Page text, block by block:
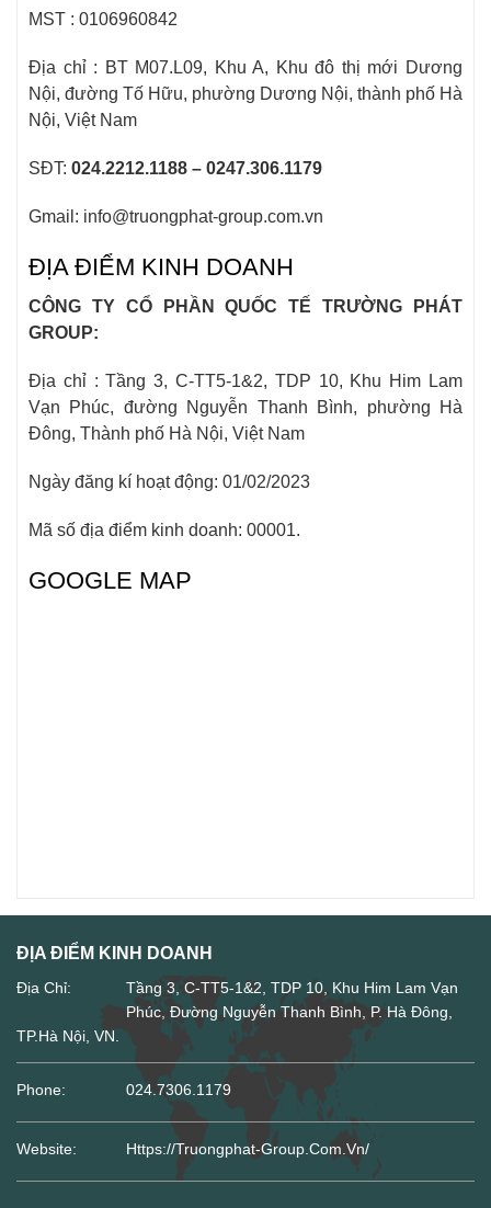
MST : 0106960842
Địa chỉ : BT M07.L09, Khu A, Khu đô thị mới Dương
Nội, đường Tố Hữu, phường Dương Nội, thành phố Hà
Nội, Việt Nam
SĐT: 024.2212.1188 – 0247.306.1179
Gmail: info@truongphat-group.com.vn
ĐỊA ĐIỂM KINH DOANH
CÔNG TY CỔ PHẦN QUỐC TẾ TRƯỜNG PHÁT
GROUP:
Địa chỉ : Tầng 3, C-TT5-1&2, TDP 10, Khu Him Lam
Vạn Phúc, đường Nguyễn Thanh Bình, phường Hà
Đông, Thành phố Hà Nội, Việt Nam
Ngày đăng kí hoạt động: 01/02/2023
Mã số địa điểm kinh doanh: 00001.
GOOGLE MAP
ĐỊA ĐIỂM KINH DOANH
Địa Chỉ:
Tầng 3, C-TT5-1&2, TDP 10, Khu Him Lam Vạn
Phúc, Đường Nguyễn Thanh Bình, P. Hà Đông,
TP.Hà Nội, VN.
Phone: 024.7306.1179
Website: Https://truongphat-Group.com.vn/